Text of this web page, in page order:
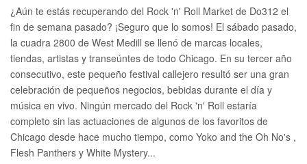
¿Aún te estás recuperando del Rock 'n' Roll Market de Do312 el
fin de semana pasado? ¡Seguro que lo somos! El sábado pasado,
la cuadra 2800 de West Medill se llenó de marcas locales,
tiendas, artistas y transeúntes de todo Chicago. En su tercer año
consecutivo, este pequeño festival callejero resultó ser una gran
celebración de pequeños negocios, bebidas durante el día y
música en vivo. Ningún mercado del Rock 'n' Roll estaría
completo sin las actuaciones de algunos de los favoritos de
Chicago desde hace mucho tiempo, como Yoko and the Oh No's ,
Flesh Panthers y White Mystery...